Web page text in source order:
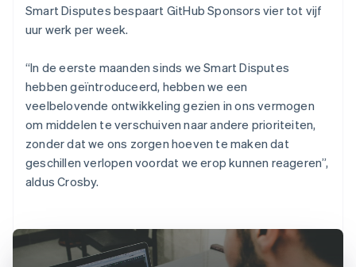
Smart Disputes bespaart GitHub Sponsors vier tot vijf
uur werk per week.
“In de eerste maanden sinds we Smart Disputes
hebben geïntroduceerd, hebben we een
veelbelovende ontwikkeling gezien in ons vermogen
om middelen te verschuiven naar andere prioriteiten,
zonder dat we ons zorgen hoeven te maken dat
geschillen verlopen voordat we erop kunnen reageren”,
aldus Crosby.